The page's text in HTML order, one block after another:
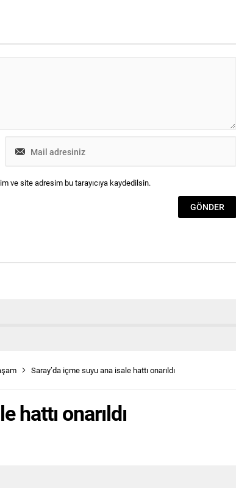
düşük
Şubat Çarşamba...
ve site adresim bu tarayıcıya kaydedilsin.
Saray’da içme suyu ana isale hattı onarıldı
hattı onarıldı